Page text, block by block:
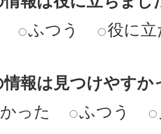
ふつう 役に
報は見つけやすか
った
ふつう